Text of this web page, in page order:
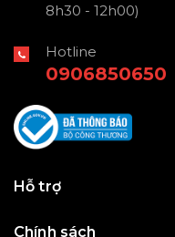
8h30 - 12h00)
Hotline
0906850650
Hỗ trợ
Chính sách